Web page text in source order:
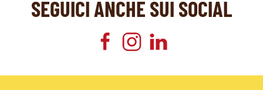
SEGUICI ANCHE SUI SOCIAL